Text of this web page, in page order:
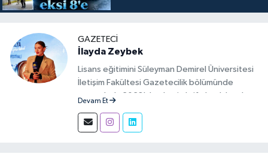
GAZETECI
İlayda Zeybek
Lisans eğitimini Süleyman Demirel Üniversitesi
İletişim Fakültesi Gazetecilik bölümünde
tamamladı. 2023'den beri aktif olarak basılı,
aşamalarında muhabir ve editör olarak görev
alıyor.
Devam Et